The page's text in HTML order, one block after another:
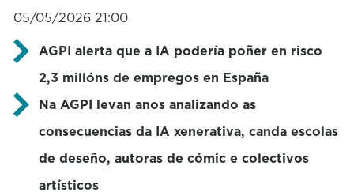
05/05/2026 21:00
AGPI alerta que a IA podería poñer en risco
2,3 millóns de empregos en España
Na AGPI levan anos analizando as
consecuencias da IA xenerativa, canda escolas
de deseño, autoras de cómic e colectivos
artísticos